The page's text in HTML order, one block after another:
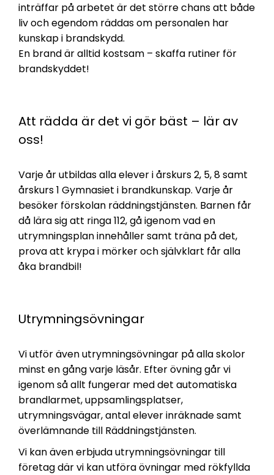
inträffar på arbetet är det större chans att både
liv och egendom räddas om personalen har
kunskap i brandskydd.
En brand är alltid kostsam – skaffa rutiner för
brandskyddet!
Att rädda är det vi gör bäst – lär av
oss!
Varje år utbildas alla elever i årskurs 2, 5, 8 samt
årskurs 1 Gymnasiet i brandkunskap. Varje år
besöker förskolan räddningstjänsten. Barnen får
då lära sig att ringa 112, gå igenom vad en
utrymningsplan innehåller samt träna på det,
prova att krypa i mörker och självklart får alla
åka brandbil!
Utrymningsövningar
Vi utför även utrymningsövningar på alla skolor
minst en gång varje läsår. Efter övning går vi
igenom så allt fungerar med det automatiska
brandlarmet, uppsamlingsplatser,
utrymningsvägar, antal elever inräknade samt
överlämnande till Räddningstjänsten.
Vi kan även erbjuda utrymningsövningar till
företag där vi kan utföra övningar med rökfyllda